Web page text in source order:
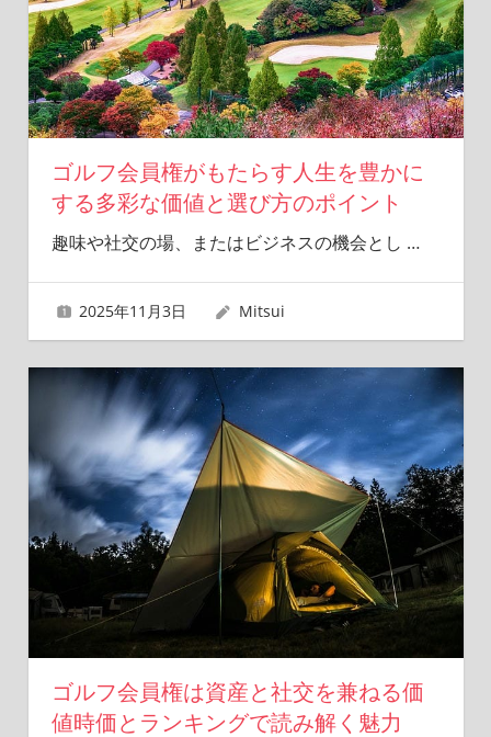
ゴルフ会員権がもたらす人生を豊かに
する多彩な価値と選び方のポイント
趣味や社交の場、またはビジネスの機会とし …
2025年11月3日 Mitsui
ゴルフ会員権は資産と社交を兼ねる価
値時価とランキングで読み解く魅力